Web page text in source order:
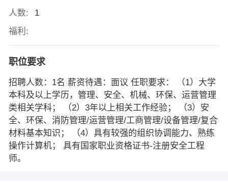
人数:
1
福利:
职位要求
招聘人数：1名 薪资待遇：面议 任职要求： （1）大学
本科及以上学历，管理、安全、机械、环保、运营管理
类相关学科； （2）3年以上相关工作经验； （3）安
全、环保、消防管理/运营管理/工商管理/设备管理/复合
材料基本知识； （4）具有较强的组织协调能力、熟练
操作计算机； 具有国家职业资格证书-注册安全工程
师。